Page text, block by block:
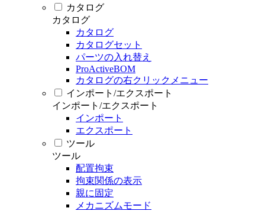
カタログ
カタログ
カタログ
カタログセット
パーツの入れ替え
ProActiveBOM
カタログの右クリックメニュー
インポート/エクスポート
インポート/エクスポート
インポート
エクスポート
ツール
ツール
配置拘束
拘束関係の表示
親に固定
メカニズムモード